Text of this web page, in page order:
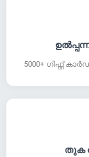
5000+ ഗിഫ്റ്റ്
തുക